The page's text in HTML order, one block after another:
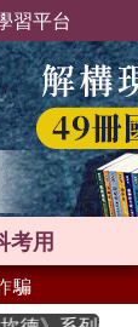
習平台
考用
騙